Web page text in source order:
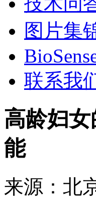
图片集
联系我
高龄妇
能
来源： 北